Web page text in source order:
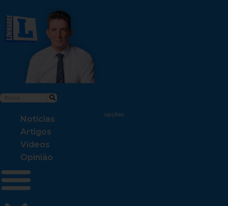
Notícias
Artigos
Vídeos
Opinião